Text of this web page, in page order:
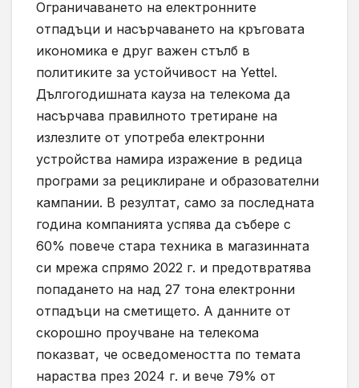
Ограничаването на електронните
отпадъци и насърчаването на кръговата
икономика е друг важен стълб в
политиките за устойчивост на Yettel.
Дългогодишната кауза на телекома да
насърчава правилното третиране на
излезлите от употреба електронни
устройства намира изражение в редица
програми за рециклиране и образователни
кампании. В резултат, само за последната
година компанията успява да събере с
60% повече стара техника в магазинната
си мрежа спрямо 2022 г. и предотвратява
попадането на над 27 тона електронни
отпадъци на сметището. А данните от
скорошно проучване на телекома
показват, че осведомеността по темата
нараства през 2024 г. и вече 79% от